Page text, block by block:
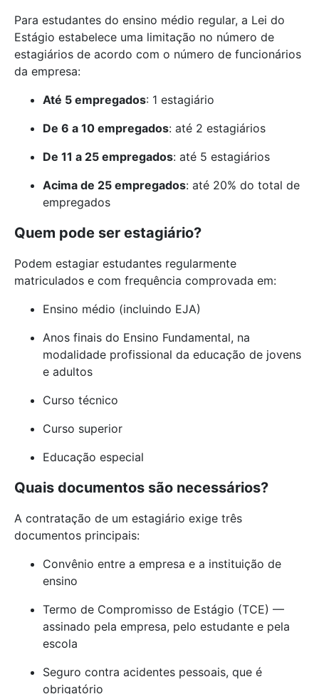
Para estudantes do ensino médio regular, a Lei do
Estágio estabelece uma limitação no número de
estagiários de acordo com o número de funcionários
da empresa:
Até 5 empregados: 1 estagiário
De 6 a 10 empregados: até 2 estagiários
De 11 a 25 empregados: até 5 estagiários
Acima de 25 empregados: até 20% do total de
empregados
Quem pode ser estagiário?
Podem estagiar estudantes regularmente
matriculados e com frequência comprovada em:
Ensino médio (incluindo EJA)
Anos finais do Ensino Fundamental, na
modalidade profissional da educação de jovens
e adultos
Curso técnico
Curso superior
Educação especial
Quais documentos são necessários?
A contratação de um estagiário exige três
documentos principais:
Convênio entre a empresa e a instituição de
ensino
Termo de Compromisso de Estágio (TCE) —
assinado pela empresa, pelo estudante e pela
escola
Seguro contra acidentes pessoais, que é
obrigatório